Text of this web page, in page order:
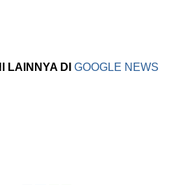
LAINNYA DI GOOGLE NEWS